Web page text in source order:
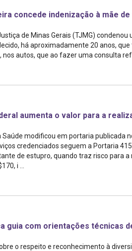
concede indenização à mãe
de Minas Gerais (TJMG)
há aproximadamente 20 anos,
nos autos, que ao fazer uma consulta
aumenta o valor para a
Saúde modificou em portaria publicada
credenciados seguem a Portaria
de estupro, quando traz risco para
i ...
guia com orientações técnicas
o respeito e reconhecimento à